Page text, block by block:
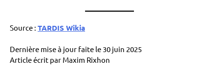
Source : TARDIS Wikia
Dernière mise à jour faite le 30 juin 2025
Article écrit par Maxim Rixhon